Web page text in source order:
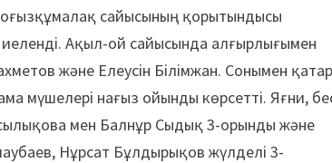
сайысының қорытындысы
Ақыл-ой сайысында алғырлығымен
және Елеусін Білімжан. Сонымен
мүшелері нағыз ойынды көрсетті. Яғни,
мен Балнұр Сыдық 3-орынды және
Нұрсат Бұлдырықов жүлделі 3-